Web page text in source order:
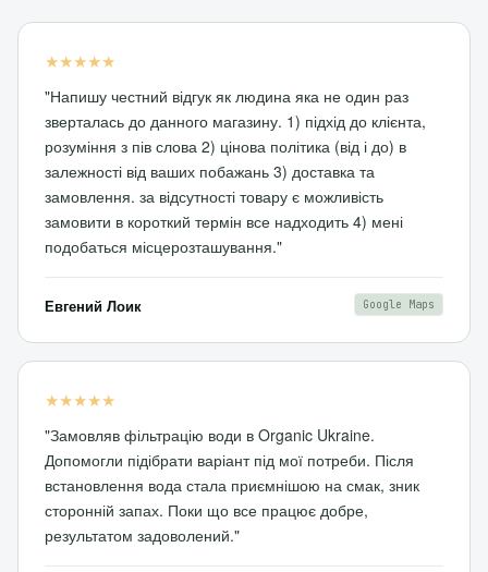
★★★★★
"Напишу честний відгук як людина яка не один раз
зверталась до данного магазину. 1) підхід до клієнта,
розуміння з пів слова 2) цінова політика (від і до) в
залежності від ваших побажань 3) доставка та
замовлення. за відсутності товару є можливість
замовити в короткий термін все надходить 4) мені
подобаться місцерозташування."
Евгений Лоик Google Maps
★★★★★
"Замовляв фільтрацію води в Organic Ukraine.
Допомогли підібрати варіант під мої потреби. Після
встановлення вода стала приємнішою на смак, зник
сторонній запах. Поки що все працює добре,
результатом задоволений."